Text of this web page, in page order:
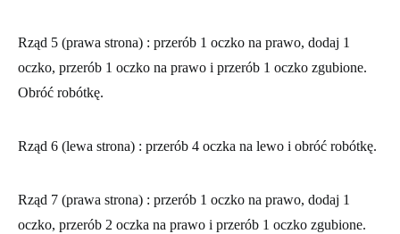
Rząd 5 (prawa strona) : przerób 1 oczko na prawo, dodaj 1
oczko, przerób 1 oczko na prawo i przerób 1 oczko zgubione.
Obróć robótkę.
Rząd 6 (lewa strona) : przerób 4 oczka na lewo i obróć robótkę.
Rząd 7 (prawa strona) : przerób 1 oczko na prawo, dodaj 1
oczko, przerób 2 oczka na prawo i przerób 1 oczko zgubione.